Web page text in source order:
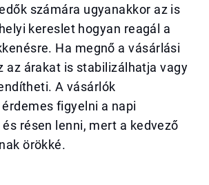
számára ugyanakkor az is
kereslet hogyan reagál a
Ha megnő a vásárlási
az árakat is stabilizálhatja vagy
A vásárlók
figyelni a napi
résen lenni, mert a kedvező
örökké.